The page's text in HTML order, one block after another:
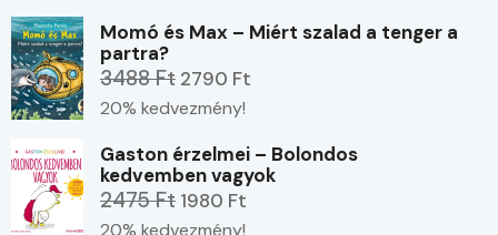
Momó és Max – Miért szalad a tenger a
partra?
3488 Ft 2790 Ft
20% kedvezmény!
Gaston érzelmei – Bolondos
kedvemben vagyok
2475 Ft 1980 Ft
20% kedvezmény!